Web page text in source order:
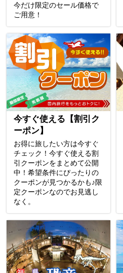
今だけ限定のセール価格で
ご用意！
今すぐ使える【割引ク
ーポン】
お得に旅したい方は今すぐ
チェック！今すぐ使える割
引クーポンをまとめて公開
中！希望条件にぴったりの
クーポンが見つかるかも♪限
定クーポンなのでお見逃し
なく。